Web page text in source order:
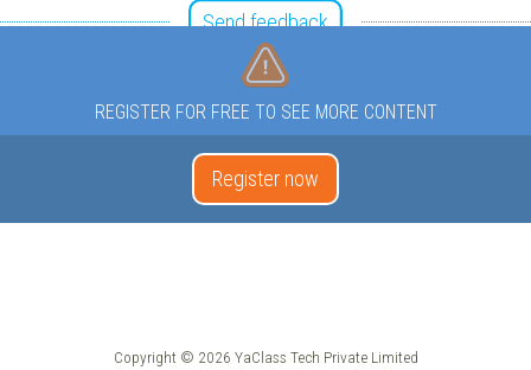
Send feedback
REGISTER FOR FREE TO SEE MORE CONTENT
Register now
Copyright © 2026 YaClass Tech Private Limited